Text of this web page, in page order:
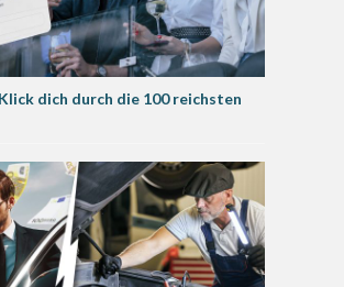
dich durch die 100 reichsten